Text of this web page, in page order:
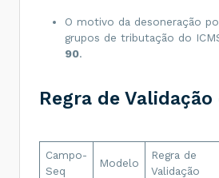
O motivo da desoneração
grupos de tributação do
90.
Regra de Validação
Campo-
Seq
Modelo
Regra de
Validação